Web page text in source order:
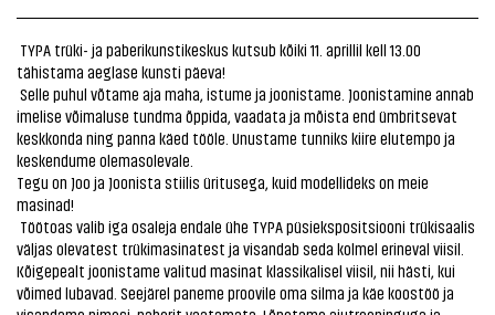
TYPA trüki- ja paberikunstikeskus kutsub kõiki 11. aprillil kell 13.00
tähistama aeglase kunsti päeva!
Selle puhul võtame aja maha, istume ja joonistame. Joonistamine annab
imelise võimaluse tundma õppida, vaadata ja mõista end ümbritsevat
keskkonda ning panna käed tööle. Unustame tunniks kiire elutempo ja
keskendume olemasolevale.
Tegu on Joo ja Joonista stiilis üritusega, kuid modellideks on meie
masinad!
Töötoas valib iga osaleja endale ühe TYPA püsiekspositsiooni trükisaalis
väljas olevatest trükimasinatest ja visandab seda kolmel erineval viisil.
Kõigepealt joonistame valitud masinat klassikalisel viisil, nii hästi, kui
võimed lubavad. Seejärel paneme proovile oma silma ja käe koostöö ja